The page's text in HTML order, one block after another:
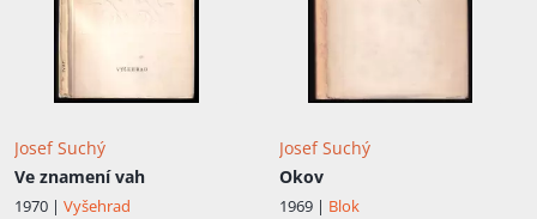
Josef Suchý
Ve znamení vah
1970 | Vyšehrad
Josef Suchý
Okov
1969 | Blok